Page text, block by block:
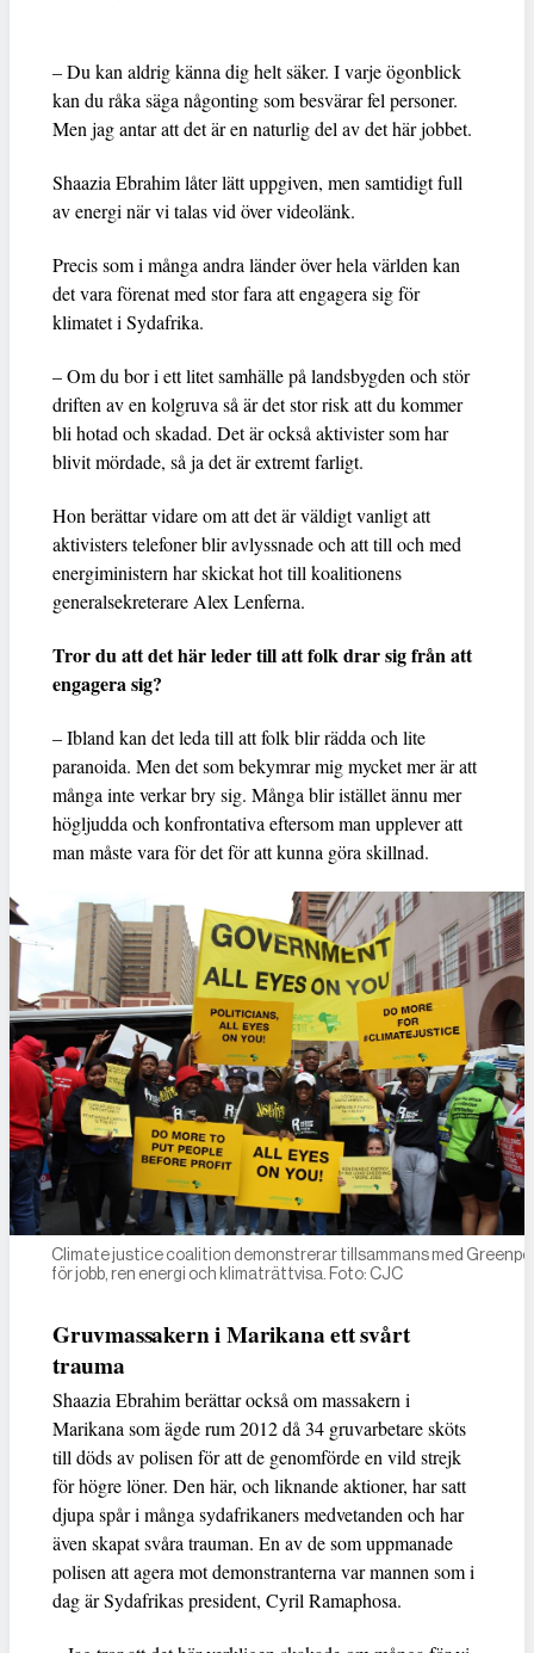
– Du kan aldrig känna dig helt säker. I varje ögonblick
kan du råka säga någonting som besvärar fel personer.
Men jag antar att det är en naturlig del av det här jobbet.
Shaazia Ebrahim låter lätt uppgiven, men samtidigt full
av energi när vi talas vid över videolänk.
Precis som i många andra länder över hela världen kan
det vara förenat med stor fara att engagera sig för
klimatet i Sydafrika.
– Om du bor i ett litet samhälle på landsbygden och stör
driften av en kolgruva så är det stor risk att du kommer
bli hotad och skadad. Det är också aktivister som har
blivit mördade, så ja det är extremt farligt.
Hon berättar vidare om att det är väldigt vanligt att
aktivisters telefoner blir avlyssnade och att till och med
energiministern har skickat hot till koalitionens
generalsekreterare Alex Lenferna.
Tror du att det här leder till att folk drar sig från att
engagera sig?
– Ibland kan det leda till att folk blir rädda och lite
paranoida. Men det som bekymrar mig mycket mer är att
många inte verkar bry sig. Många blir istället ännu mer
högljudda och konfrontativa eftersom man upplever att
man måste vara för det för att kunna göra skillnad.
Climate justice coalition demonstrerar tillsammans med
för jobb, ren energi och klimaträttvisa. Foto: CJC
Gruvmassakern i Marikana ett svårt
trauma
Shaazia Ebrahim berättar också om massakern i
Marikana som ägde rum 2012 då 34 gruvarbetare sköts
till döds av polisen för att de genomförde en vild strejk
för högre löner. Den här, och liknande aktioner, har satt
djupa spår i många sydafrikaners medvetanden och har
även skapat svåra trauman. En av de som uppmanade
polisen att agera mot demonstranterna var mannen som i
dag är Sydafrikas president, Cyril Ramaphosa.